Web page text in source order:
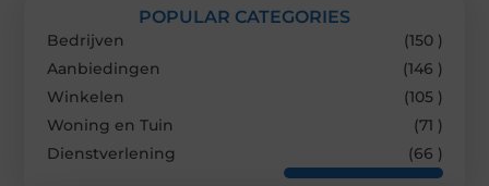
POPULAR CATEGORIES
Bedrijven
(150 )
Aanbiedingen
(146 )
Winkelen
(105 )
Woning en Tuin
(71 )
Dienstverlening
(66 )